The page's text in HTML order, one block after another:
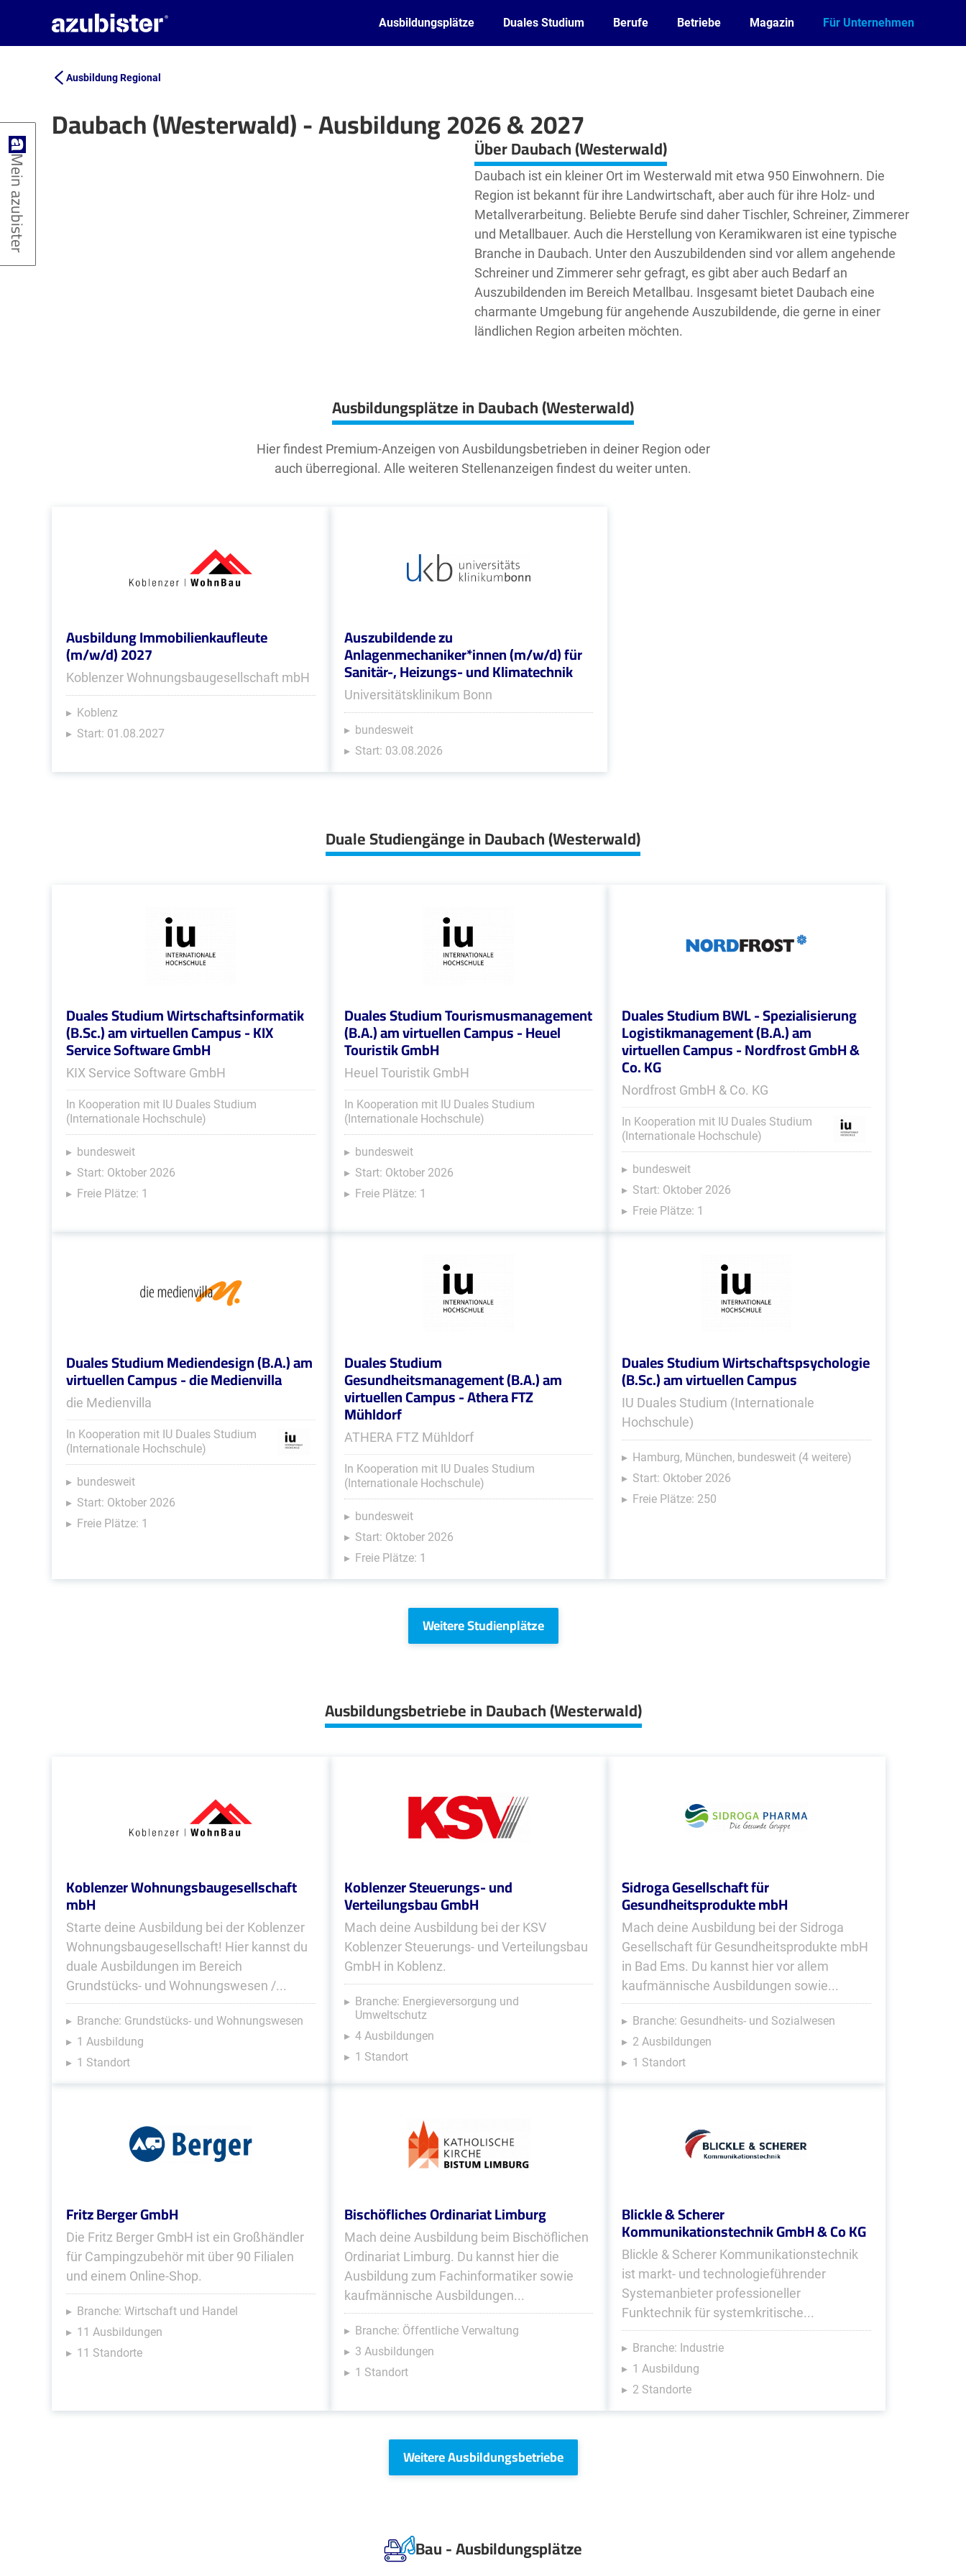
Ausbildungsplätze Duales Studium Berufe Betriebe Magazin Für Unternehmen
Ausbildung Regional
Daubach (Westerwald) - Ausbildung 2026 & 2027
Leaflet| ©OpenStreetMap2contributors Über Daubach (Westerwald)
Daubach ist ein kleiner Ort im Westerwald mit etwa 950 Einwohnern. Die
Region ist bekannt für ihre Landwirtschaft, aber auch für ihre Holz- und
Metallverarbeitung. Beliebte Berufe sind daher Tischler, Schreiner, Zimmerer
und Metallbauer. Auch die Herstellung von Keramikwaren ist eine typische
Branche in Daubach. Unter den Auszubildenden sind vor allem angehende
Schreiner und Zimmerer sehr gefragt, es gibt aber auch Bedarf an
Auszubildenden im Bereich Metallbau. Insgesamt bietet Daubach eine
charmante Umgebung für angehende Auszubildende, die gerne in einer
ländlichen Region arbeiten möchten.
Ausbildungsplätze in Daubach (Westerwald)
Hier findest Premium-Anzeigen von Ausbildungsbetrieben in deiner Region oder
auch überregional. Alle weiteren Stellenanzeigen findest du weiter unten.
Ausbildung Immobilienkaufleute
(m/w/d) 2027
Koblenzer Wohnungsbaugesellschaft mbH
Koblenz
Start: 01.08.2027
Auszubildende zu
Anlagenmechaniker*innen (m/w/d) für
Sanitär-, Heizungs- und Klimatechnik
Universitätsklinikum Bonn
bundesweit
Start: 03.08.2026
Duale Studiengänge in Daubach (Westerwald)
Duales Studium Wirtschaftsinformatik
(B.Sc.) am virtuellen Campus - KIX
Service Software GmbH
KIX Service Software GmbH
In Kooperation mit IU Duales Studium
(Internationale Hochschule)
bundesweit
Start: Oktober 2026
Freie Plätze: 1
Duales Studium Tourismusmanagement
(B.A.) am virtuellen Campus - Heuel
Touristik GmbH
Heuel Touristik GmbH
In Kooperation mit IU Duales Studium
(Internationale Hochschule)
bundesweit
Start: Oktober 2026
Freie Plätze: 1
Duales Studium BWL - Spezialisierung
Logistikmanagement (B.A.) am
virtuellen Campus - Nordfrost GmbH &
Co. KG
Nordfrost GmbH & Co. KG
In Kooperation mit IU Duales Studium
(Internationale Hochschule)
bundesweit
Start: Oktober 2026
Freie Plätze: 1
Duales Studium Mediendesign (B.A.) am
virtuellen Campus - die Medienvilla
die Medienvilla
In Kooperation mit IU Duales Studium
(Internationale Hochschule)
bundesweit
Start: Oktober 2026
Freie Plätze: 1
Duales Studium
Gesundheitsmanagement (B.A.) am
virtuellen Campus - Athera FTZ
Mühldorf
ATHERA FTZ Mühldorf
In Kooperation mit IU Duales Studium
(Internationale Hochschule)
bundesweit
Start: Oktober 2026
Freie Plätze: 1
Duales Studium Wirtschaftspsychologie
(B.Sc.) am virtuellen Campus
IU Duales Studium (Internationale
Hochschule)
Hamburg, München, bundesweit (4 weitere)
Start: Oktober 2026
Freie Plätze: 250
Weitere Studienplätze
Ausbildungsbetriebe in Daubach (Westerwald)
Koblenzer Wohnungsbaugesellschaft
mbH
Starte deine Ausbildung bei der Koblenzer
Wohnungsbaugesellschaft! Hier kannst du
duale Ausbildungen im Bereich
Grundstücks- und Wohnungswesen /...
Branche: Grundstücks- und Wohnungswesen
1 Ausbildung
1 Standort
Koblenzer Steuerungs- und
Verteilungsbau GmbH
Mach deine Ausbildung bei der KSV
Koblenzer Steuerungs- und Verteilungsbau
GmbH in Koblenz.
Branche: Energieversorgung und
Umweltschutz
4 Ausbildungen
1 Standort
Sidroga Gesellschaft für
Gesundheitsprodukte mbH
Mach deine Ausbildung bei der Sidroga
Gesellschaft für Gesundheitsprodukte mbH
in Bad Ems. Du kannst hier vor allem
kaufmännische Ausbildungen sowie...
Branche: Gesundheits- und Sozialwesen
2 Ausbildungen
1 Standort
Fritz Berger GmbH
Die Fritz Berger GmbH ist ein Großhändler
für Campingzubehör mit über 90 Filialen
und einem Online-Shop.
Branche: Wirtschaft und Handel
11 Ausbildungen
11 Standorte
Bischöfliches Ordinariat Limburg
Mach deine Ausbildung beim Bischöflichen
Ordinariat Limburg. Du kannst hier die
Ausbildung zum Fachinformatiker sowie
kaufmännische Ausbildungen...
Branche: Öffentliche Verwaltung
3 Ausbildungen
1 Standort
Blickle & Scherer
Kommunikationstechnik GmbH & Co KG
Blickle & Scherer Kommunikationstechnik
ist markt- und technologieführender
Systemanbieter professioneller
Funktechnik für systemkritische...
Branche: Industrie
1 Ausbildung
2 Standorte
Weitere Ausbildungsbetriebe
Bau - Ausbildungsplätze
Mein azubister